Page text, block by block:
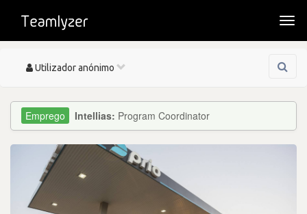
Toggle
Utilizador anónimo
Intellias: Program Coordinator